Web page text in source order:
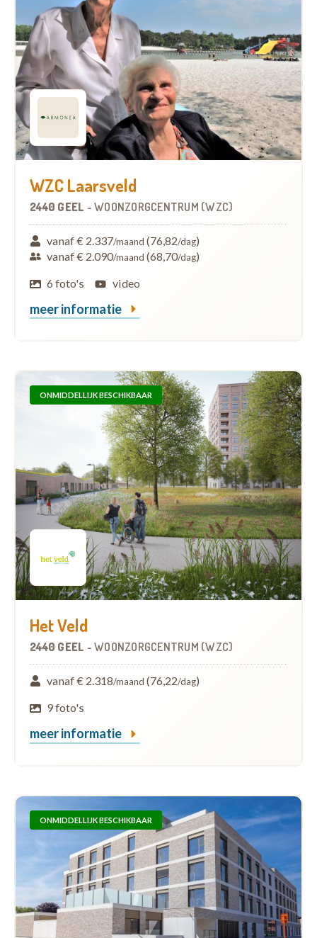
WZC Laarsveld
2440 GEEL - WOONZORGCENTRUM (WZC)
vanaf € 2.337/maand (76,82/dag)
vanaf € 2.090/maand (68,70/dag)
6 foto's
video
meer informatie
ONMIDDELLIJK BESCHIKBAAR
Het Veld
2440 GEEL - WOONZORGCENTRUM (WZC)
vanaf € 2.318/maand (76,22/dag)
9 foto's
meer informatie
ONMIDDELLIJK BESCHIKBAAR